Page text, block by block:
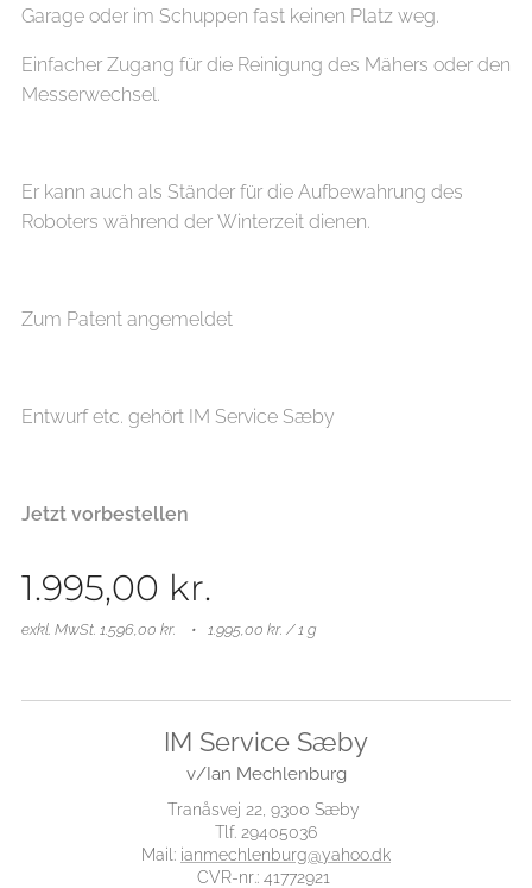
Garage oder im Schuppen fast keinen Platz weg.
Einfacher Zugang für die Reinigung des Mähers oder den
Messerwechsel.
Er kann auch als Ständer für die Aufbewahrung des
Roboters während der Winterzeit dienen.
Zum Patent angemeldet
Entwurf etc. gehört IM Service Sæby
Jetzt vorbestellen
1.995,00 kr.
exkl. MwSt. 1.596,00 kr. 1.995,00 kr. / 1 g
IM Service Sæby
v/Ian Mechlenburg
Tranåsvej 22, 9300 Sæby
Tlf. 29405036
Mail: ianmechlenburg@yahoo.dk
CVR-nr.: 41772921